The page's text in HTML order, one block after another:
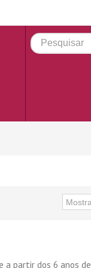
a partir dos 6 anos de